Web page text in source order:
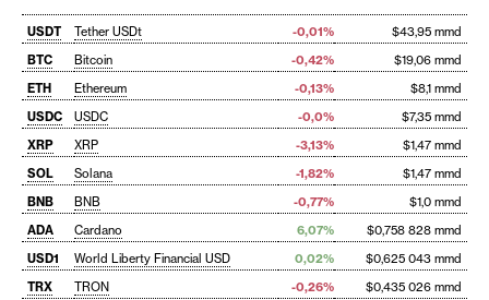
USDT Tether USDt -0,01%
$43,95 mmd
BTC
Bitcoin -0,42%
$19,06 mmd
ETH
Ethereum -0,13%
$8,1 mmd
USDC
USDC -0,0%
$7,35 mmd
XRP
XRP -3,13%
$1,47 mmd
SOL
Solana -1,82%
$1,47 mmd
BNB
BNB -0,77%
$1,0 mmd
ADA
Cardano 6,07%
$0,758 828 mmd
USD1
World Liberty Financial USD 0,02%
$0,625 043 mmd
TRX
TRON -0,26% $0,435 026 mmd